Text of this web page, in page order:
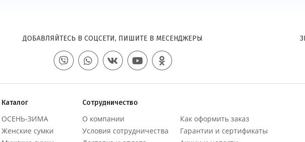
ДОБАВЛЯЙТЕСЬ В СОЦСЕТИ, ПИШИТЕ В МЕСЕНДЖЕРЫ
Каталог
ОСЕНЬ-ЗИМА
Женские сумки
Сотрудничество
О компании
Как оформить заказ
Условия сотрудничества
Гарантии и сертификаты